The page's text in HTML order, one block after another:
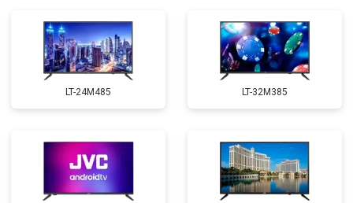
LT-24M485 LT-32M385